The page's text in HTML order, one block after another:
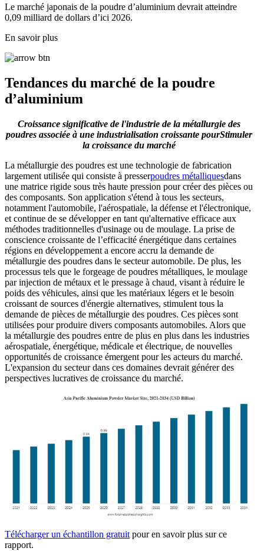
Le marché japonais de la poudre d’aluminium devrait atteindre
0,09 milliard de dollars d’ici 2026.
En savoir plus
Tendances du marché de la poudre
d’aluminium
Croissance significative de l'industrie de la métallurgie des
poudres associée à une industrialisation croissante pourStimuler
la croissance du marché
La métallurgie des poudres est une technologie de fabrication
largement utilisée qui consiste à presserpoudres métalliquesdans
une matrice rigide sous très haute pression pour créer des pièces ou
des composants. Son application s'étend à tous les secteurs,
notamment l'automobile, l'aérospatiale, la défense et l'électronique,
et continue de se développer en tant qu'alternative efficace aux
méthodes traditionnelles d'usinage ou de moulage. La prise de
conscience croissante de l’efficacité énergétique dans certaines
régions en développement a encore accru la demande de
métallurgie des poudres dans le secteur automobile. De plus, les
processus tels que le forgeage de poudres métalliques, le moulage
par injection de métaux et le pressage à chaud, visant à réduire le
poids des véhicules, ainsi que les matériaux légers et le besoin
croissant de sources d'énergie alternatives, stimulent tous la
demande de pièces de métallurgie des poudres. Ces pièces sont
utilisées pour produire divers composants automobiles. Alors que
la métallurgie des poudres entre de plus en plus dans les industries
aérospatiale, énergétique, médicale et électrique, de nouvelles
opportunités de croissance émergent pour les acteurs du marché.
L'expansion du secteur dans ces domaines devrait générer des
perspectives lucratives de croissance du marché.
Télécharger un échantillon gratuit pour en savoir plus sur ce
rapport.